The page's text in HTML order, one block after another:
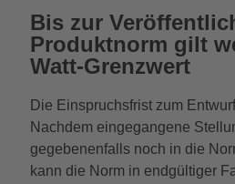
Bis zur
Produktnorm gilt
Watt-Grenzwert
Die Einspruchsfrist zum
Nachdem eingegangene
gegebenenfalls noch in die
kann die Norm in endgültiger